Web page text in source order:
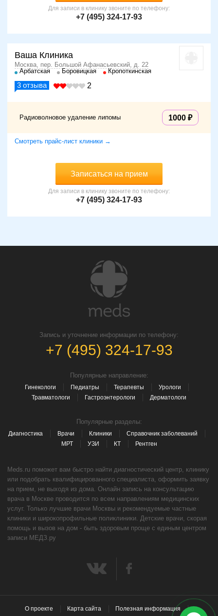
Для записи в клинику звоните по телефону:
+7 (495) 324-17-93
Ваша Клиника
Москва, пер. Большой Афанасьевский, д. 22
Арбатская
Боровицкая Кропоткинская
3 отзыва 2
Радиоволновое удаление липомы 1000
Смотреть прайс-лист клиники →
Записаться на прием
Для записи в клинику звоните по телефону:
+7 (495) 324-17-93
Запись и уточнение информации по телефону:
+7 (495) 324-17-93
Популярные направление:
Гинекологи Педиатры Терапевты
Урологи
Травматологи
Гастроэнтерологи Дерматологи
Популярные разделы:
Диагностика Врачи Клиники
Справочник заболеваний
МРТ
УЗИ КТ Рентген
Meds.ru поможет вам быстро найти диагностический центр, клинику
или подобрать квалифицированного специалиста, оформить заявку
на прием, не выходя из дома. Онлайн запись на консультацию
врача в Москве проводится по всем направлениям медицинских
услуг. Только лучшие врачи Москвы и рекомендуемые частные
клиники и широкопрофильные поликлиники. Детские врачи, скорая
помощь и вызов на дом - быть здоровым проще с единым центром
записи МЕДЗ.ру
О проекте Карта сайта
Полезная информация